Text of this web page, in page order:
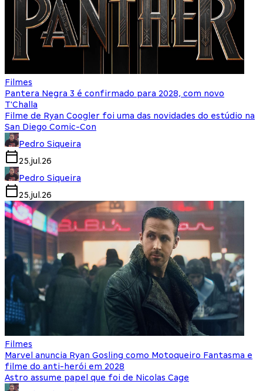
Filmes
Pantera Negra 3 é confirmado para 2028, com novo
T'Challa
Filme de Ryan Coogler foi uma das novidades do estúdio na
San Diego Comic-Con
Pedro Siqueira
25.jul.26
Pedro Siqueira
25.jul.26
Filmes
Marvel anuncia Ryan Gosling como Motoqueiro Fantasma e
filme do anti-herói em 2028
Astro assume papel que foi de Nicolas Cage